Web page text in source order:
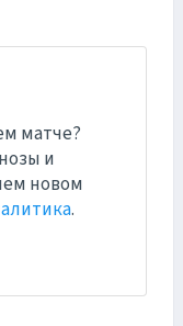
матче?
и
новом
.